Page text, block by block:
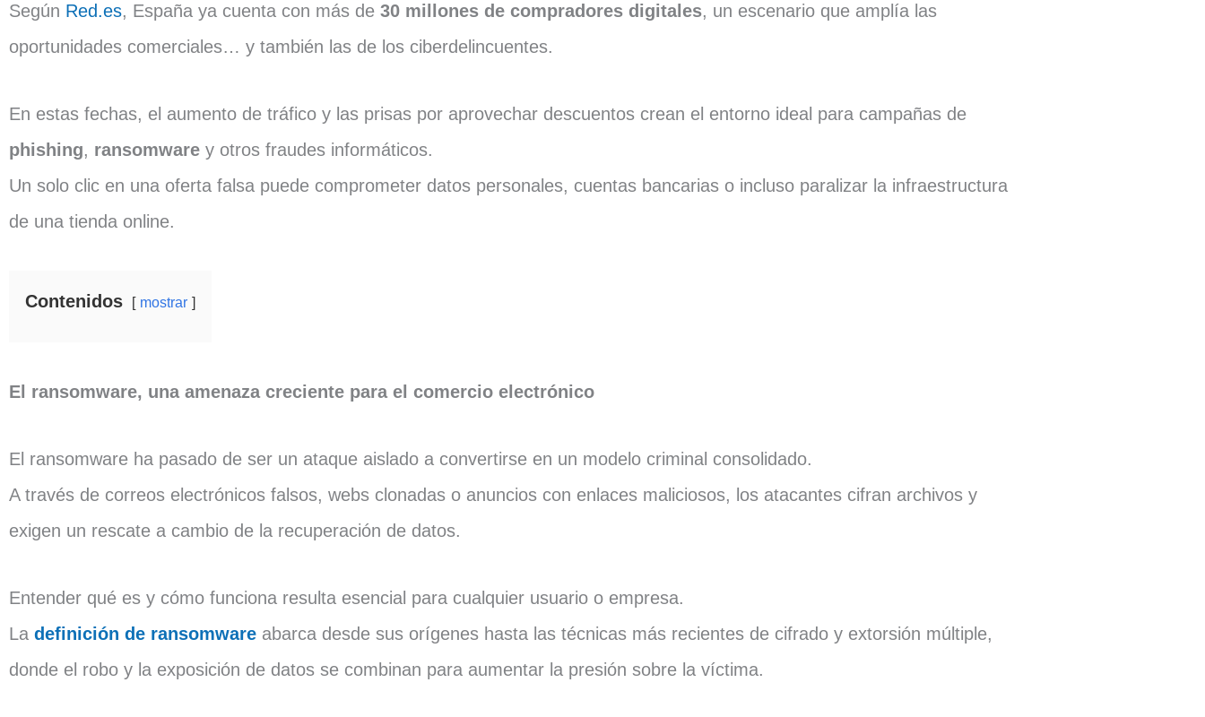
Según Red.es, España ya cuenta con más de 30 millones de compradores digitales, un escenario que amplía las
oportunidades comerciales… y también las de los ciberdelincuentes.
En estas fechas, el aumento de tráfico y las prisas por aprovechar descuentos crean el entorno ideal para campañas de
phishing, ransomware y otros fraudes informáticos.
Un solo clic en una oferta falsa puede comprometer datos personales, cuentas bancarias o incluso paralizar la infraestructura
de una tienda online.
Contenidos mostrar
El ransomware, una amenaza creciente para el comercio electrónico
El ransomware ha pasado de ser un ataque aislado a convertirse en un modelo criminal consolidado.
A través de correos electrónicos falsos, webs clonadas o anuncios con enlaces maliciosos, los atacantes cifran archivos y
exigen un rescate a cambio de la recuperación de datos.
Entender qué es y cómo funciona resulta esencial para cualquier usuario o empresa.
La definición de ransomware abarca desde sus orígenes hasta las técnicas más recientes de cifrado y extorsión múltiple,
donde el robo y la exposición de datos se combinan para aumentar la presión sobre la víctima.